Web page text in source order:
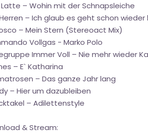
Latte – Wohin mit der Schnapsleiche
– Ich glaub es geht schon
– Mein Stern (Stereoact Mix)
Vollgas - Marko Polo
Immer Voll – Nie mehr wieder
– E` Katharina
– Das ganze Jahr lang
– Hier um dazubleiben
– Adilettenstyle
& Stream: